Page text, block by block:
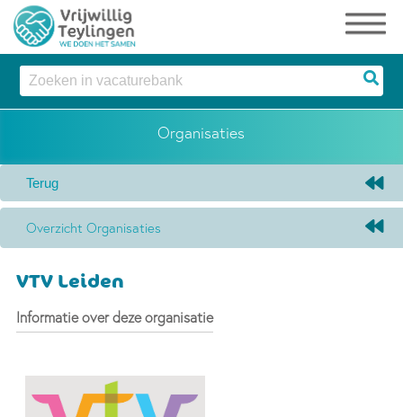
Organisaties
Overzicht Organisaties
VTV Leiden
Informatie over deze organisatie